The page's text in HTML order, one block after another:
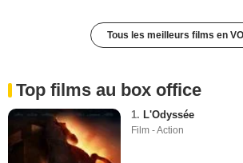
Tous les meilleurs films en
Top films au box office
1. L'Odyssée
Film - Action